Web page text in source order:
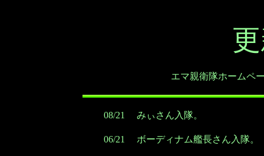
エマ親衛隊ホームペ
08/21 みぃさん入隊。
06/21 ボーディナム艦長さん入隊。